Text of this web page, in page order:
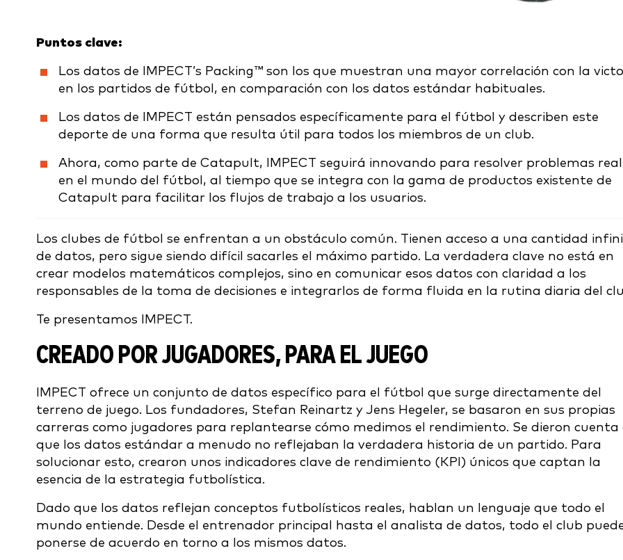
Puntos clave:
Los datos de IMPECT’s Packing™ son los que muestran una mayor correlación con la
en los partidos de fútbol, en comparación con los datos estándar habituales.
Los datos de IMPECT están pensados específicamente para el fútbol y describen este
deporte de una forma que resulta útil para todos los miembros de un club.
Ahora, como parte de Catapult, IMPECT seguirá innovando para resolver problemas
en el mundo del fútbol, al tiempo que se integra con la gama de productos existente de
Catapult para facilitar los flujos de trabajo a los usuarios.
Los clubes de fútbol se enfrentan a un obstáculo común. Tienen acceso a una cantidad
de datos, pero sigue siendo difícil sacarles el máximo partido. La verdadera clave no está en
crear modelos matemáticos complejos, sino en comunicar esos datos con claridad a los
responsables de la toma de decisiones e integrarlos de forma fluida en la rutina diaria del
Te presentamos IMPECT.
CREADO POR JUGADORES, PARA EL JUEGO
IMPECT ofrece un conjunto de datos específico para el fútbol que surge directamente del
terreno de juego. Los fundadores, Stefan Reinartz y Jens Hegeler, se basaron en sus propias
carreras como jugadores para replantearse cómo medimos el rendimiento. Se dieron cuenta
que los datos estándar a menudo no reflejaban la verdadera historia de un partido. Para
solucionar esto, crearon unos indicadores clave de rendimiento (KPI) únicos que captan la
esencia de la estrategia futbolística.
Dado que los datos reflejan conceptos futbolísticos reales, hablan un lenguaje que todo el
mundo entiende. Desde el entrenador principal hasta el analista de datos, todo el club
ponerse de acuerdo en torno a los mismos datos.